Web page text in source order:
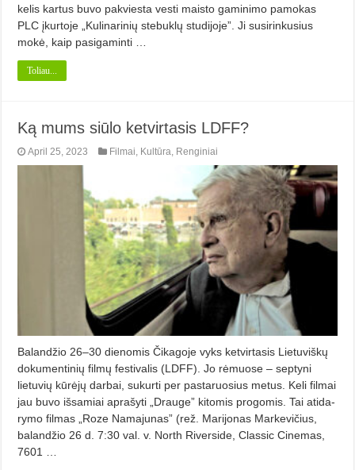
kelis kartus buvo pakviesta vesti maisto gaminimo pamokas
PLC įkurtoje „Kulinarinių stebuklų studijoje”. Ji susirinkusius
mokė, kaip pasigaminti …
Toliau...
Ką mums siūlo ketvirtasis LDFF?
April 25, 2023 Filmai, Kultūra, Renginiai
Balandžio 26–30 dienomis Čikagoje vyks ketvirtasis Lietuviškų
dokumen­tinių filmų festivalis (LDFF). Jo rėmuose – septyni
lietuvių kūrėjų darbai, sukur­ti per pastaruosius metus. Keli filmai
jau buvo išsamiai aprašyti „Drauge” kitomis progomis. Tai atida­
rymo filmas „Roze Namajunas” (rež. Marijonas Markevičius,
balandžio 26 d. 7:30 val. v. North Riverside, Classic Cinemas,
7601 …